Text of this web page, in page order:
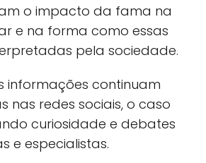
o impacto da fama na
e na forma como essas
pela sociedade.
informações continuam
nas redes sociais, o caso
curiosidade e debates
e especialistas.